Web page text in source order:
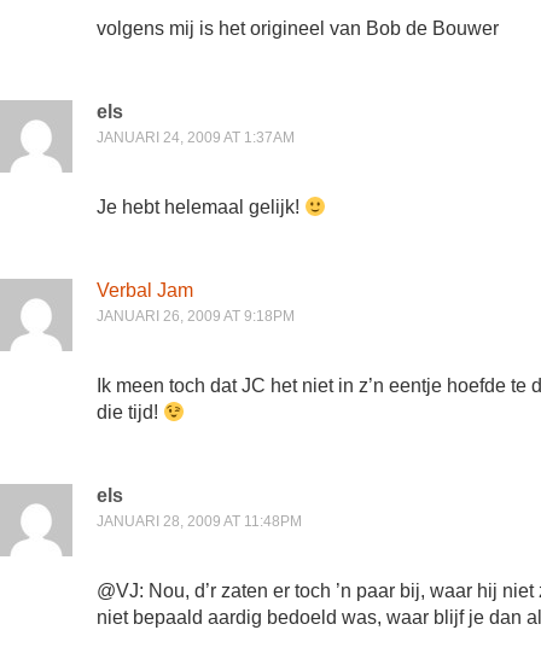
volgens mij is het origineel van Bob de Bouwer
els
JANUARI 24, 2009 AT 1:37AM
Je hebt helemaal gelijk!
Verbal Jam
JANUARI 26, 2009 AT 9:18PM
Ik meen toch dat JC het niet in z’n eentje hoefde
die tijd!
els
JANUARI 28, 2009 AT 11:48PM
@VJ: Nou, d’r zaten er toch ’n paar bij, waar hij
niet bepaald aardig bedoeld was, waar blijf je dan